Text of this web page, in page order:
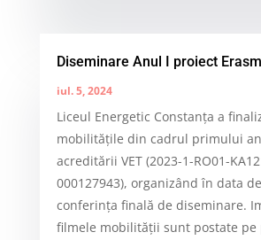
Diseminare Anul I proiect
iul. 5, 2024
Liceul Energetic Constanța a
mobilitățile din cadrul primului
acreditării VET (2023-1-RO01-
000127943), organizând în data
conferința finală de diseminare.
filmele mobilității sunt postate pe